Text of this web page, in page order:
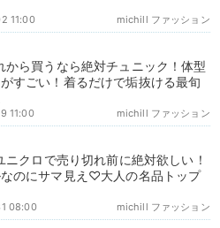
michill ファッション
11:00
から買うなら絶対チュニック！体型
すごい！着るだけで垢抜ける最旬
michill ファッション
11:00
ニクロで売り切れ前に絶対欲しい！
のにサマ見え♡大人の名品トップ
michill ファッション
08:00